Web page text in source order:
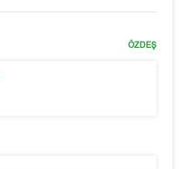
ÖZDEŞ